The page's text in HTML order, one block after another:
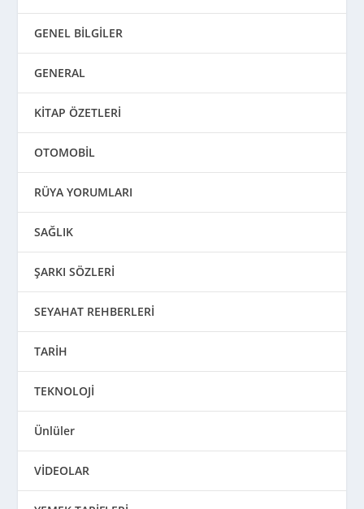
GENEL BİLGİLER
GENERAL
KİTAP ÖZETLERİ
OTOMOBİL
RÜYA YORUMLARI
SAĞLIK
ŞARKI SÖZLERİ
SEYAHAT REHBERLERİ
TARİH
TEKNOLOJİ
Ünlüler
VİDEOLAR